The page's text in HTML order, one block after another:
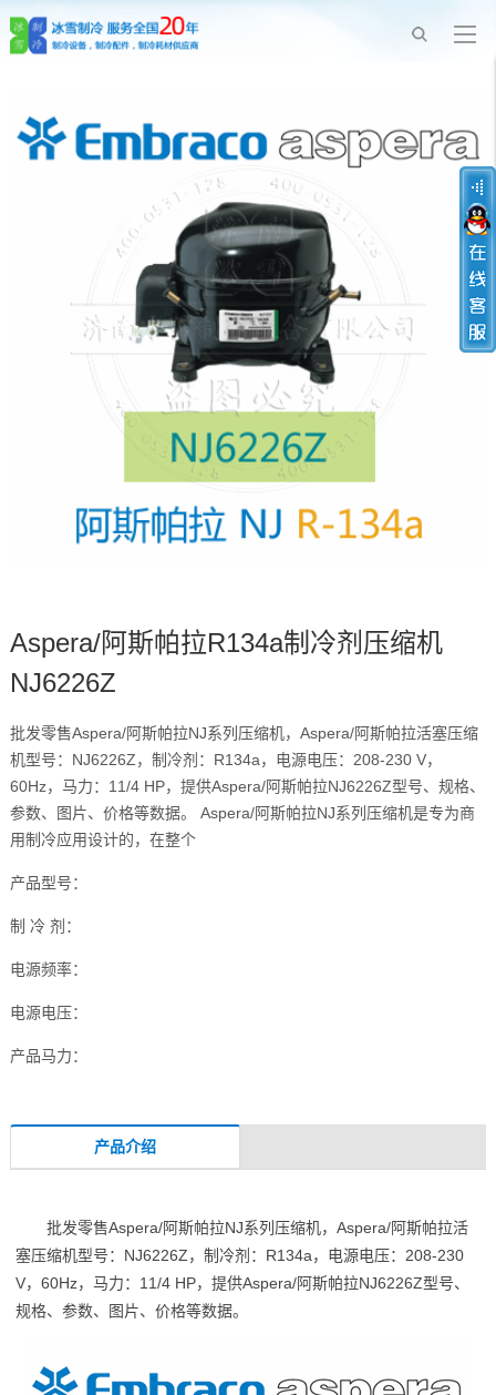
Aspera/阿斯帕拉R134a制冷剂压缩机
NJ6226Z
批发零售Aspera/阿斯帕拉NJ系列压缩机，Aspera/阿斯帕拉活塞压缩
机型号：NJ6226Z，制冷剂：R134a，电源电压：208-230 V，
60Hz，马力：11/4 HP，提供Aspera/阿斯帕拉NJ6226Z型号、规格、
参数、图片、价格等数据。 Aspera/阿斯帕拉NJ系列压缩机是专为商
用制冷应用设计的，在整个
产品型号：
制 冷 剂：
电源频率：
电源电压：
产品马力：
产品介绍
批发零售Aspera/阿斯帕拉NJ系列压缩机，Aspera/阿斯帕拉活
塞压缩机型号：NJ6226Z，制冷剂：R134a，电源电压：208-230
V，60Hz，马力：11/4 HP，提供Aspera/阿斯帕拉NJ6226Z型号、
规格、参数、图片、价格等数据。